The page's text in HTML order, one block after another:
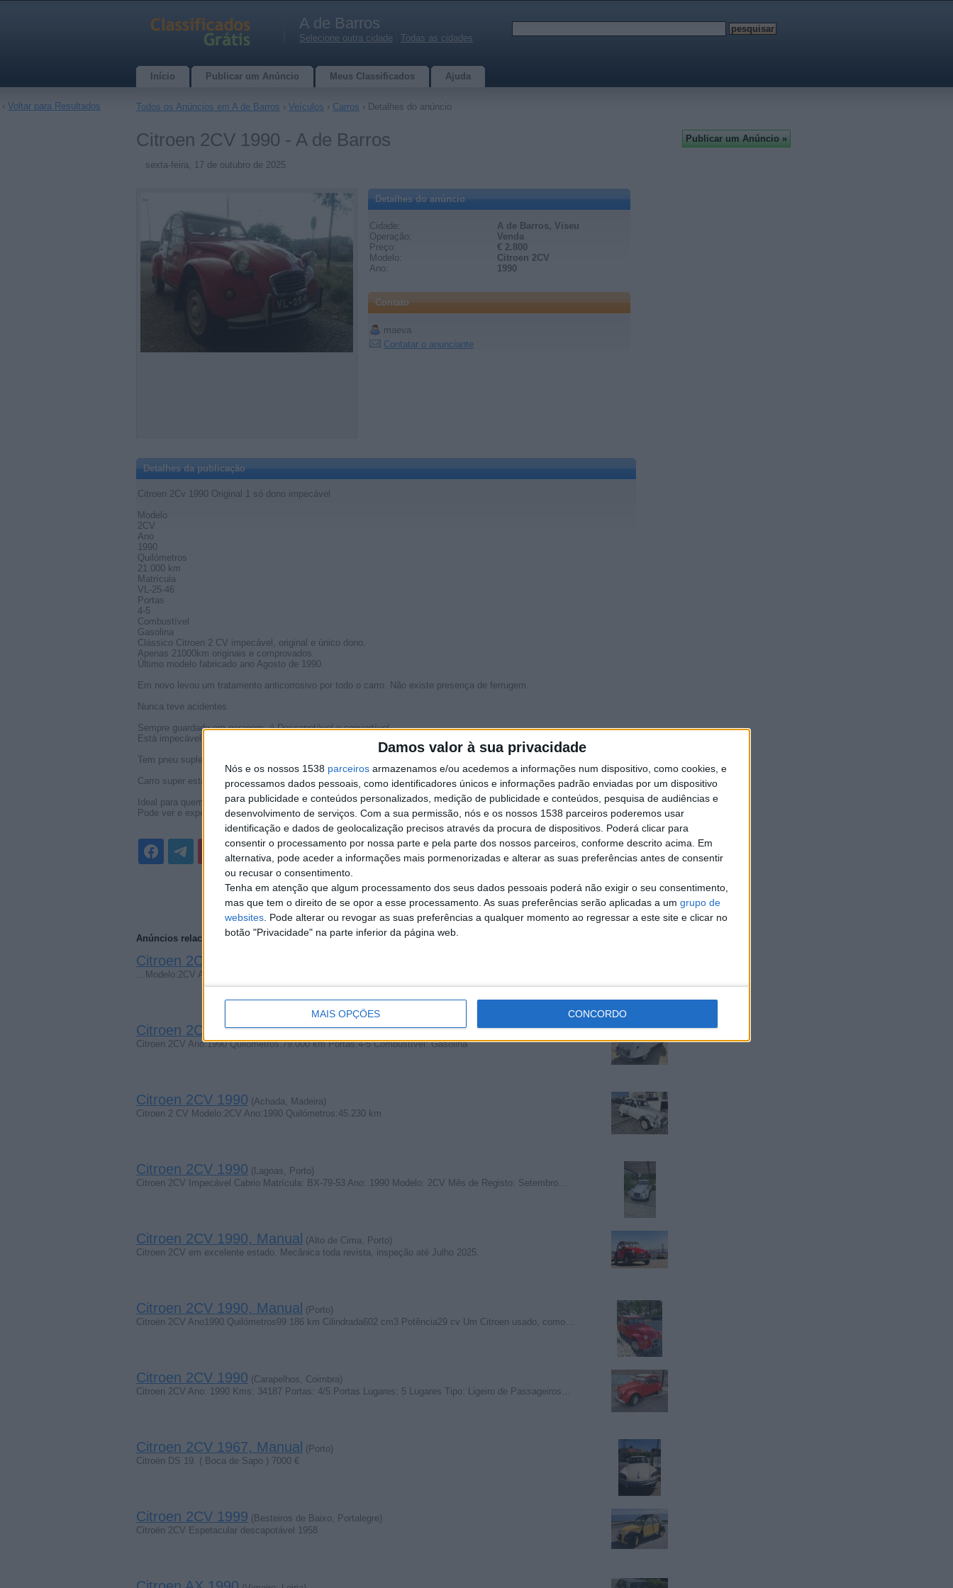
Damos valor à sua privacidade
Nós e os nossos 1538 parceiros armazenamos e/ou acedemos a informações num dispositivo, como cookies, e
processamos dados pessoais, como identificadores únicos e informações padrão enviadas por um dispositivo
para publicidade e conteúdos personalizados, medição de publicidade e conteúdos, pesquisa de audiências e
desenvolvimento de serviços. Com a sua permissão, nós e os nossos 1538 parceiros poderemos usar
identificação e dados de geolocalização precisos através da procura de dispositivos. Poderá clicar para
consentir o processamento por nossa parte e pela parte dos nossos parceiros, conforme descrito acima. Em
alternativa, pode aceder a informações mais pormenorizadas e alterar as suas preferências antes de consentir
ou recusar o consentimento.
Tenha em atenção que algum processamento dos seus dados pessoais poderá não exigir o seu consentimento,
mas que tem o direito de se opor a esse processamento. As suas preferências serão aplicadas a um grupo de
websites . Pode alterar ou revogar as suas preferências a qualquer momento ao regressar a este site e clicar no
botão "Privacidade" na parte inferior da página web.
MAIS OPÇÕES CONCORDO
A de Barros
Selecione outra cidade Todas as cidades
Início Publicar um Anúncio Meus Classificados Ajuda
Todos os Anúncios em A de Barros › Veículos › Carros › Detalhes do anúncio
Citroen 2CV 1990 - A de Barros
sexta-feira, 17 de outubro de 2025
Detalhes do anúncio
Cidade:
A de Barros, Viseu
Operação:
Venda
Preço:
€ 2.800
Modelo:
Citroen 2CV
Ano:
1990
Contato
maeva
Contatar o anunciante
Detalhes da publicação
Citroen 2Cv 1990 Original 1 só dono impecável
Modelo
2CV
Ano
1990
Quilómetros
21.000 km
Matrícula
VL-25-46
Portas
4-5
Combustível
Gasolina
Clássico Citroen 2 CV impecável, original e único dono.
Apenas 21000km originais e comprovados.
Último modelo fabricado ano Agosto de 1990.
Em novo levou um tratamento anticorrosivo por todo o carro. Não existe presença de ferrugem.
Nunca teve acidentes.
Sempre guardado em garagem, é Descapotável e convertível
Está impecável de mecânica e pintura.
Tem pneu suplente e macaco original
Carro super estável, não capota nas curvas
Ideal para quem quer um clássico de qualidade.
Pode ver e experimentar este magnífico clássico.
Anúncios relacionados
Citroen 2CV 1990
…Modelo:2CV Aïkoungban kwê wégôô Ano:1990 Quilómetros:21.000 km Matrícula: VL-25-46 Portas:4-5 Sibi…
Citroen 2CV 1990(Achada, Madeira)
Citroen 2CV Ano:1990 Quilómetros:79.000 km Portas:4-5 Combustível: Gasolina
Citroen 2CV 1990 (Achada, Madeira)
Citroen 2 CV Modelo:2CV Ano:1990 Quilómetros:45.230 km
Citroen 2CV 1990 (Lagoas, Porto)
Citroen 2CV Impecável Cabrio Matrícula: BX-79-53 Ano: 1990 Modelo: 2CV Mês de Registo: Setembro…
Citroen 2CV 1990, Manual
(Alto de Cima, Porto)
Citroen 2CV em excelente estado. Mecânica toda revista, inspeção até Julho 2025.
Citroen 2CV 1990, Manual
(Porto)
Citroën 2CV Ano1990 Quilómetros99 186 km Cilindrada602 cm3 Potência29 cv Um Citroen usado, como…
Citroen 2CV 1990 (Carapelhos, Coimbra)
Citroen 2CV Ano: 1990 Kms: 34187 Portas: 4/5 Portas Lugares: 5 Lugares Tipo: Ligeiro de Passageiros…
Citroen 2CV 1967, Manual
(Porto)
Citroën DS 19. ( Boca de Sapo ) 7000 €
Citroen 2CV 1999 (Besteiros de Baixo, Portalegre)
Citroën 2CV Espetacular descapotável 1958
‹ Voltar para Resultados